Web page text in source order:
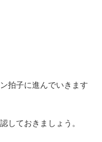
拍子に進んでいきます
しておきましょう。